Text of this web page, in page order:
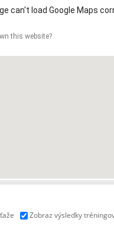
can't load Google Maps
this website?
Zobraz výsledky